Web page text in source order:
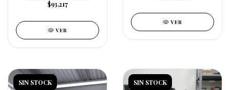
$93.217
VER
VER
SIN STOCK SIN STOCK